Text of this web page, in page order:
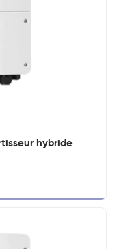
hybride